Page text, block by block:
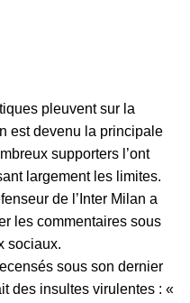
pleuvent sur la
est devenu la principale
supporters l’ont
largement les limites.
de l’Inter Milan a
les commentaires sous
sociaux.
sous son dernier
des insultes virulentes : «